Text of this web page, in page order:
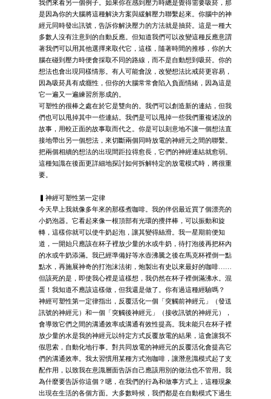
我們來看另一個例子。如果你在感到壓力時總是覺得需要吸菸，那
是因為你的大腦將這種解決方案與緩解壓力聯繫起來。你腦中的神
經元同時發出訊號，告訴你解決壓力的方法就是抽菸。這是一種大
多數人沒有注意到的自動反應。但知道我們可以改變這種反應意謂
著我們可以用其他選擇來取代它，這樣，隨著時間的推移，你的大
腦在碰到壓力時便會採取不同的路線，而不是自動想到吸菸。你的
想法也會出現同樣情形。有人可能會說，改變想法比戒菸更容易，
因為吸菸具有成癮性，但你的大腦常常會陷入負面情緒，因為這是
它一遍又一遍練習所形成的。
可塑性的很棒之處在於它是雙向的。我們可以創造新的連結，但我
們也可以甩掉其中一些連結。我們是可以甩掉一些我們重複述說的
故事，用較正面的故事取而代之。你是可以刻意地不讓一個想法直
接地帶出另一個想法，來切斷兩個同時放電的神經元之間的聯繫。
把兩個相續的想法的出現間距拉得愈長，它們的神經連結就愈弱。
這種知識在後面更詳細地探討如何拆解特定的放電模式時，將很重
要。
▍神經可塑性第一定律
今天早上我就像多年來的那樣煮咖啡。我的伴侶最近買了個漂亮的
小奶泡器。它看起來像一根頂部有光環的攪拌棒，可以振動和旋
轉，這樣你就可以使牛奶起泡，讓其變得絲滑。我一星期前便知
道，一開始只應該在杯子裡放少量的水或牛奶，待打泡後再把杯內
的水或牛奶添滿。我已經準備好等水壺沸騰之後在馬克杯裡倒一點
點水，再施展神奇的打泡沫法術，炮製出有史以來最好的咖啡……
但該死的是，即使我心裡是這樣想，我仍然在杯子裡倒滿沸水。混
蛋！我知道不應該這樣做，但我還是做了。你有過這種經驗嗎？
神經可塑性第一定律指出，反覆活化一個「突觸前神經元」（發送
訊號的神經元）和一個「突觸後神經元」（接收訊號的神經元），
會導致它們之間的溝通效率或溝通有效性提高。我未能只在杯子裡
放少量的水是我的神經元以特定方式反覆放電的結果，這會讓我不
假思索，自動化地行事。對共同放電的神經元的反覆活化會提高它
們的溝通效率。我太習慣用某種方式泡咖啡，讓潛意識模式起了支
配作用，以致我在意識層面告訴自己應該用別的做法也不管用。我
為什麼要告訴你這個？嗯，在我們的行為和做事方式上，這種現象
出現在生活的各個方面。大多數時候，我們都是在自動模式下過生